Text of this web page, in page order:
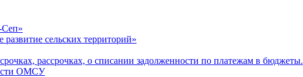
сельских территорий»
рассрочках, о списании задолженности по платежам в бюджеты.
ОМСУ